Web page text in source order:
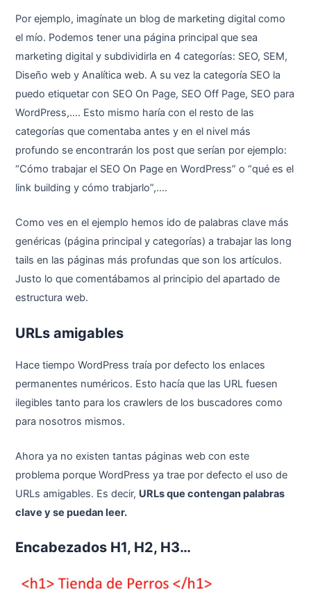
Por ejemplo, imagínate un blog de marketing digital como
el mío. Podemos tener una página principal que sea
marketing digital y subdividirla en 4 categorías: SEO, SEM,
Diseño web y Analítica web. A su vez la categoría SEO la
puedo etiquetar con SEO On Page, SEO Off Page, SEO para
WordPress,…. Esto mismo haría con el resto de las
categorías que comentaba antes y en el nivel más
profundo se encontrarán los post que serían por ejemplo:
“Cómo trabajar el SEO On Page en WordPress” o “qué es el
link building y cómo trabjarlo”,….
Como ves en el ejemplo hemos ido de palabras clave más
genéricas (página principal y categorías) a trabajar las long
tails en las páginas más profundas que son los artículos.
Justo lo que comentábamos al principio del apartado de
estructura web.
URLs amigables
Hace tiempo WordPress traía por defecto los enlaces
permanentes numéricos. Esto hacía que las URL fuesen
ilegibles tanto para los crawlers de los buscadores como
para nosotros mismos.
Ahora ya no existen tantas páginas web con este
problema porque WordPress ya trae por defecto el uso de
URLs amigables. Es decir, URLs que contengan palabras
clave y se puedan leer.
Encabezados H1, H2, H3…